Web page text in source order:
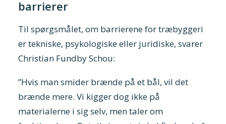
barrierer
Til spørgsmålet, om barrierene for træbyggeri
er tekniske, psykologiske eller juridiske, svarer
Christian Fundby Schou:
”Hvis man smider brænde på et bål, vil det
brænde mere. Vi kigger dog ikke på
materialerne i sig selv, men taler om